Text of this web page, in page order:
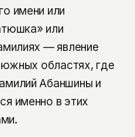
имени или
или
— явление
областях, где
Абаншины и
именно в этих